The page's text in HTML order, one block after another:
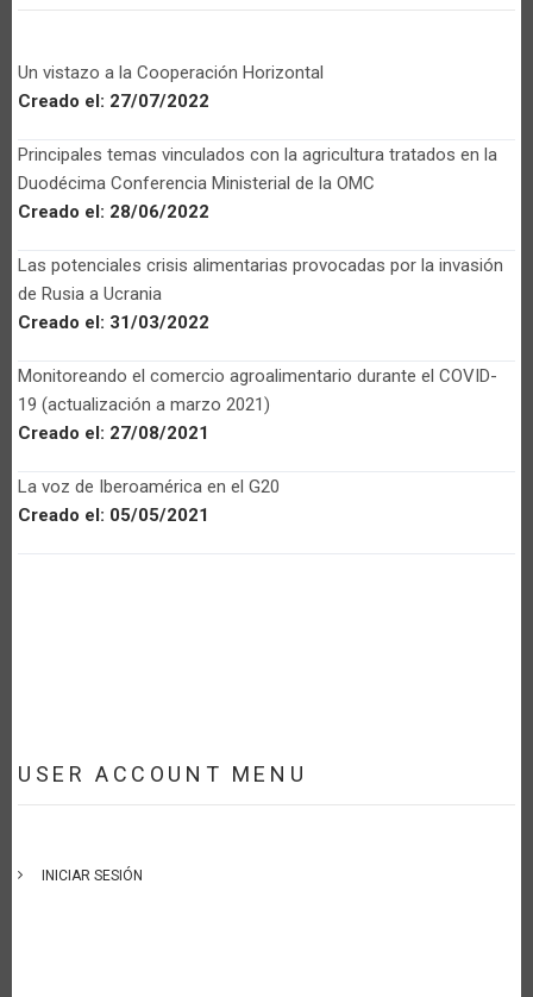
Un vistazo a la Cooperación Horizontal
Creado el: 27/07/2022
Principales temas vinculados con la agricultura tratados en la
Duodécima Conferencia Ministerial de la OMC
Creado el: 28/06/2022
Las potenciales crisis alimentarias provocadas por la invasión
de Rusia a Ucrania
Creado el: 31/03/2022
Monitoreando el comercio agroalimentario durante el COVID-
19 (actualización a marzo 2021)
Creado el: 27/08/2021
La voz de Iberoamérica en el G20
Creado el: 05/05/2021
USER ACCOUNT MENU
INICIAR SESIÓN